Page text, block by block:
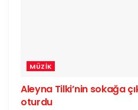
MÜZIK
Aleyna Tilki’nin sokağa
oturdu